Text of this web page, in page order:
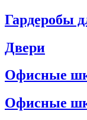
Гардеробы
Двери
Офисные
Офисные